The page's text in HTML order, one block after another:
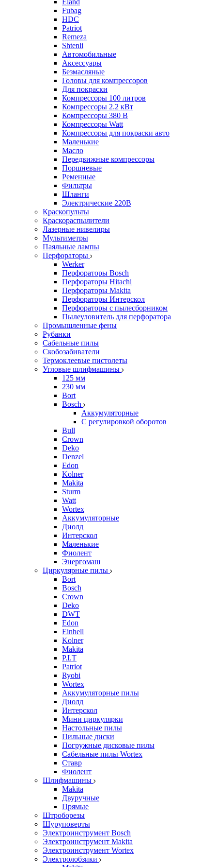
Eland
Fubag
HDC
Patriot
Remeza
Shtenli
Автомобильные
Аксессуары
Безмасляные
Головы для компрессоров
Для покраски
Компрессоры 100 литров
Компрессоры 2.2 кВт
Компрессоры 380 В
Компрессоры Watt
Компрессоры для покраски авто
Маленькие
Масло
Передвижные компрессоры
Поршневые
Ременные
Фильтры
Шланги
Электрические 220В
Краскопульты
Краскораспылители
Лазерные нивелиры
Мультиметры
Паяльные лампы
Перфораторы
Werker
Перфораторы Bosch
Перфораторы Hitachi
Перфораторы Makita
Перфораторы Интерскол
Перфораторы с пылесборником
Пылеуловитель для перфоратора
Промышленные фены
Рубанки
Сабельные пилы
Скобозабиватели
Термоклеевые пистолеты
Угловые шлифмашины
125 мм
230 мм
Bort
Bosch
Аккумуляторные
С регулировкой оборотов
Bull
Crown
Deko
Denzel
Edon
Kolner
Makita
Sturm
Watt
Wortex
Аккумуляторные
Диолд
Интерскол
Маленькие
Фиолент
Энергомаш
Циркулярные пилы
Bort
Bosch
Crown
Deko
DWT
Edon
Einhell
Kolner
Makita
P.I.T
Patriot
Ryobi
Wortex
Аккумуляторные пилы
Диолд
Интерскол
Мини циркулярки
Настольные пилы
Пильные диски
Погружные дисковые пилы
Сабельные пилы Wortex
Ставр
Фиолент
Шлифмашины
Makita
Двуручные
Прямые
Штроборезы
Шуруповерты
Электроинструмент Bosch
Электроинструмент Makita
Электроинструмент Wortex
Электролобзики